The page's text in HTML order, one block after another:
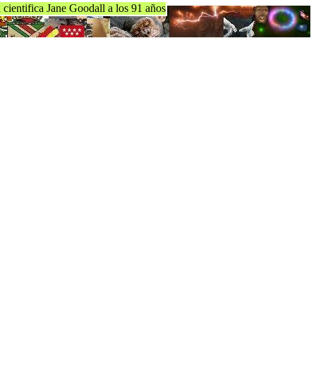
cientifica Jane Goodall a los 91 años